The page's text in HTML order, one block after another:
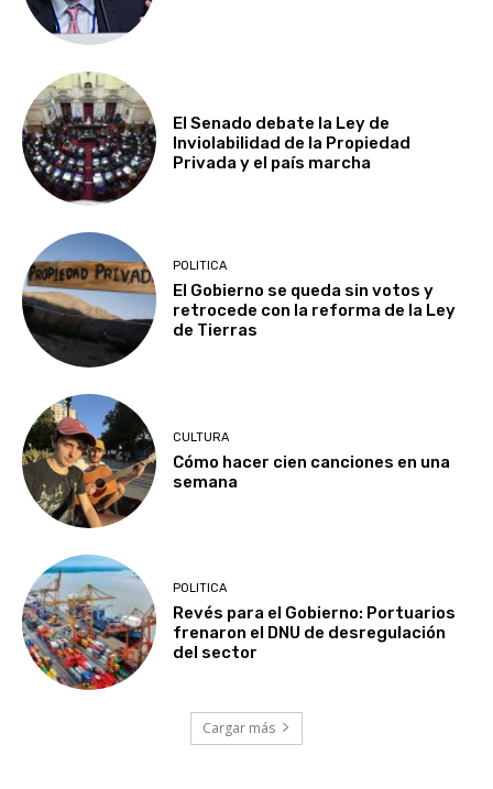
El Senado debate la Ley de
Inviolabilidad de la Propiedad
Privada y el país marcha
POLITICA
El Gobierno se queda sin votos y
retrocede con la reforma de la Ley
de Tierras
CULTURA
Cómo hacer cien canciones en una
semana
POLITICA
Revés para el Gobierno: Portuarios
frenaron el DNU de desregulación
del sector
Cargar más